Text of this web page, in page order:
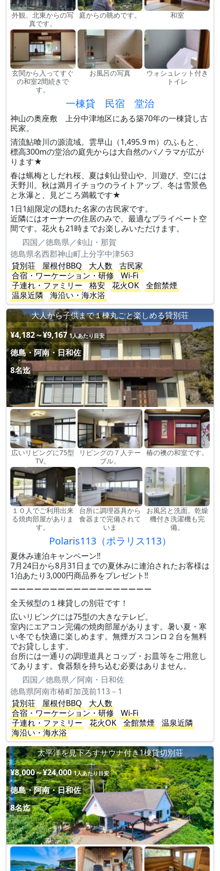
外観、北東からの写
真です。
庭からの眺めです。 和室
玄関から入ってすぐ
の和室2間続きで
す。
お風呂の写真
ウォシュレット付き
トイレ
一棟貸 民宿 堂治
神山の奥座敷 上分中津地区にある築70年の一棟貸し古
民家。
清流鮎喰川の源流域。雲早山（1,495.9 m）のふもと、
標高300mの堂治の庭先からは大自然のパノラマが広が
ります★
春は蝋梅としだれ桜、夏は剣山登山や、川遊び、空には
天野川。秋は満月イチョウのライトアップ、冬は雪景色
と氷瀑と、見どころ満載です★
1日1組限定の隠れた名家の古民家です。
近隣にはオーナーの住居のみで、最適なプライベート空
間です。花火も21時までお楽しみいただけます。
四国／徳島県／剣山・那賀
徳島県名西郡神山町上分字中津563
貸別荘
屋根付BBQ 大人数
古民家
合宿・ワーケーション・研修
Wi-Fi
子連れ・ファミリー
格安 花火OK
全館禁煙
温泉近隣
海沿い・海水浴
大人から子供まで１棟丸ごと楽しめる貸別荘
¥4,182～¥9,167 1人あたり目安
徳島・阿南・日和佐
8名迄
広いリビングに75型
TV。
リビングの７人テー
ブル。
椿の襖の和室です。
１０人でご利用出来
る焼肉部屋がありま
す。
台所に調理器具から
食器まで完備されて
いま
お風呂と洗面。乾燥
機付き洗濯機も完
備。
Polaris113（ポラリス113）
夏休み連泊キャンペーン‼️
7月24日から8月31日までの夏休みに連泊されたお客様は
1泊あたり3,000円商品券をプレゼント‼️
ーーーーーーーーーーーーーーーーーー
全天候型の１棟貸しの別荘です！
広いリビングには75型の大きなテレビ。
室内にエアコン完備の焼肉部屋があります。暑い夏・寒
い冬でも快適に楽しめます。無煙ガスコンロ２台を無料
でお貸しします。
台所には一通りの調理道具とコップ・お皿等をご用意し
てあります。食器類を持ち込む必要はありません。
四国／徳島県／阿南・日和佐
徳島県阿南市椿町加茂前113－1
貸別荘
屋根付BBQ
大人数
合宿・ワーケーション・研修
Wi-Fi
子連れ・ファミリー
花火OK 全館禁煙
温泉近隣
海沿い・海水浴
太平洋を見下ろすサウナ付き1棟貸切別荘
¥8,000～¥24,000 1人あたり目安
徳島・阿南・日和佐
8名迄